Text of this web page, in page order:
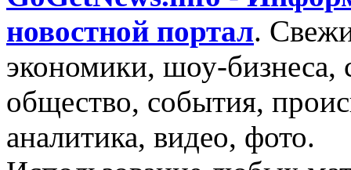
новостной портал.
экономики, шоу-бизнеса,
общество, события,
аналитика, видео, фото.